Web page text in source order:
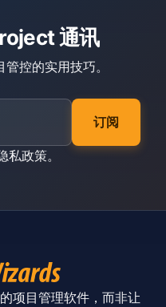
通讯
控的实用技巧。
订阅
私政策。
项目管理软件，而非让